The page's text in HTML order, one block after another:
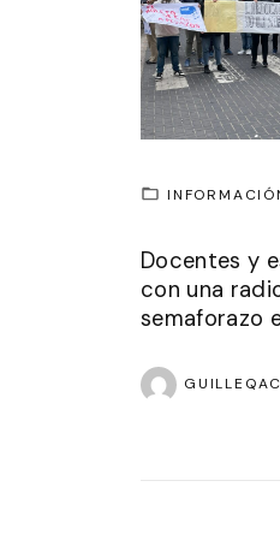
Docentes y
con una
semaforazo
GUILLEQAC